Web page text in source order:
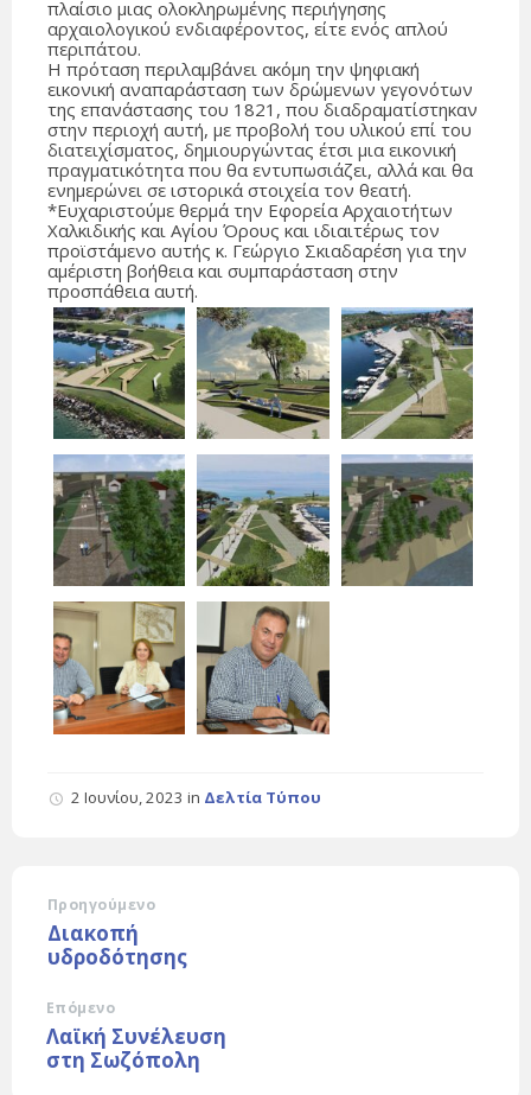
πλαίσιο μιας ολοκληρωμένης περιήγησης
αρχαιολογικού ενδιαφέροντος, είτε ενός απλού
περιπάτου.
Η πρόταση περιλαμβάνει ακόμη την ψηφιακή
εικονική αναπαράσταση των δρώμενων γεγονότων
της επανάστασης του 1821, που διαδραματίστηκαν
στην περιοχή αυτή, με προβολή του υλικού επί του
διατειχίσματος, δημιουργώντας έτσι μια εικονική
πραγματικότητα που θα εντυπωσιάζει, αλλά και θα
ενημερώνει σε ιστορικά στοιχεία τον θεατή.
*Ευχαριστούμε θερμά την Εφορεία Αρχαιοτήτων
Χαλκιδικής και Αγίου Όρους και ιδιαιτέρως τον
προϊστάμενο αυτής κ. Γεώργιο Σκιαδαρέση για την
αμέριστη βοήθεια και συμπαράσταση στην
προσπάθεια αυτή.
2 Ιουνίου, 2023 in Δελτία Τύπου
Προηγούμενο
Διακοπή
υδροδότησης
Επόμενο
Λαϊκή Συνέλευση
στη Σωζόπολη